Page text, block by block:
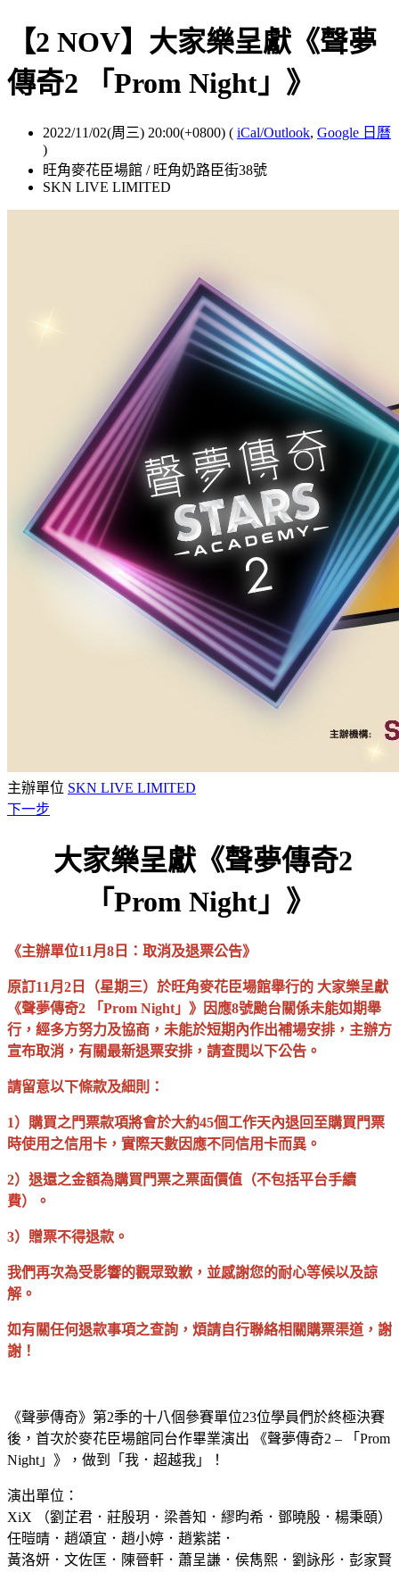
【2 NOV】大家樂呈獻《聲夢
傳奇2 「Prom Night」》
2022/11/02(周三) 20:00(+0800) ( iCal/Outlook, Google 日曆
)
旺角麥花臣場館 / 旺角奶路臣街38號
SKN LIVE LIMITED
主辦單位 SKN LIVE LIMITED
下一步
大家樂呈獻《聲夢傳奇2
「Prom Night」》
《主辦單位11月8日：取消及退票公告》
原訂11月2日（星期三）於旺角麥花臣場館舉行的 大家樂呈獻
《聲夢傳奇2 「Prom Night」》因應8號颱台關係未能如期舉
行，經多方努力及協商，未能於短期內作出補場安排，主辦方
宣布取消，有關最新退票安排，請查閱以下公告。
請留意以下條款及細則：
1）購買之門票款項將會於大約45個工作天內退回至購買門票
時使用之信用卡，實際天數因應不同信用卡而異。
2）退還之金額為購買門票之票面價值（不包括平台手續
費）。
3）贈票不得退款。
我們再次為受影響的觀眾致歉，並感謝您的耐心等候以及諒
解。
如有關任何退款事項之查詢，煩請自行聯絡相關購票渠道，謝
謝！
《聲夢傳奇》第2季的十八個參賽單位23位學員們於終極決賽
後，首次於麥花臣場館同台作畢業演出 《聲夢傳奇2 – 「Prom
Night」》，做到「我．超越我」！
演出單位：
XiX （劉芷君．莊殷玥．梁善知．繆昀希．鄧曉殷．楊秉頤）
任暟晴．趙頌宜．趙小婷．趙紫諾．
黃洛妍．文佐匡．陳晉軒．蕭呈謙．侯雋熙．劉詠彤．彭家賢